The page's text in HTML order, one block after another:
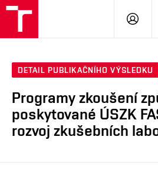
DETAIL PUBLIKAČNÍHO VÝSLEDKU
Programy zkoušení
poskytované ÚSZK
rozvoj zkušebních